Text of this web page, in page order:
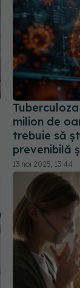
milion de
trebuie să
prevenibilă
13 noi 2025, 13:44